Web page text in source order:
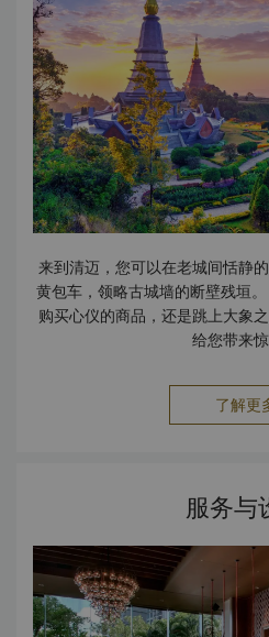
地中海特色菜肴。您来到中国厨
食，丰富您的膳食选择，唤醒您
的带领下，我们的主厨团队巧妙
和现代烹饪技巧，提升传统川菜
饱餐一顿后，不妨来到香格里拉的
您可沉醉在正宗泰式按摩的技艺
摆，深度拉伸和脊柱按压运动，
您来到池畔吧品尝佳酿。看着夕
止，火红的太阳渐渐坠落山后。
格里拉
来到清迈，您可以在老城间恬静
黄包车，领略古城墙的断壁残垣。 不管是在著名夜市讨价还价
购买心仪的商品，还是跳上大象
给您带来惊
了解更
服务与